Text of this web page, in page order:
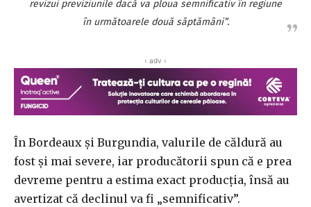
revizui previziunile dacă va ploua semnificativ în regiune
în următoarele două săptămâni”.
‹ adv ›
În Bordeaux şi Burgundia, valurile de căldură au
fost şi mai severe, iar producătorii spun că e prea
devreme pentru a estima exact producţia, însă au
avertizat că declinul va fi „semnificativ”.